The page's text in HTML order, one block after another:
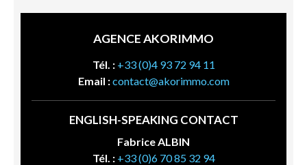
AGENCE AKORIMMO
Tél. : +33 (0)4 93 72 94 11
Email :contact@akorimmo.com
ENGLISH-SPEAKING CONTACT
Fabrice ALBIN
Tél. : +33 (0)6 70 85 32 94